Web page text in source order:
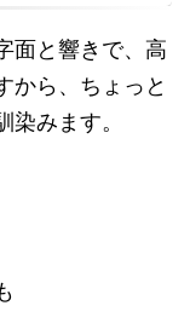
面と響きで、高
から、ちょっと
みます。